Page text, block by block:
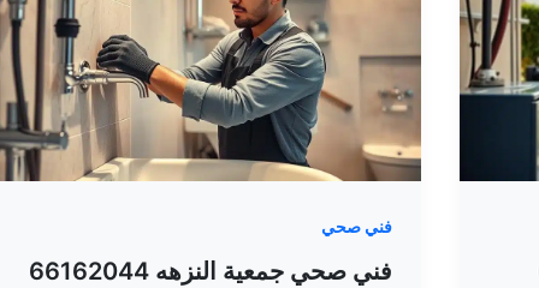
فني صحي
فني صحي جمعية النزهه 66162044